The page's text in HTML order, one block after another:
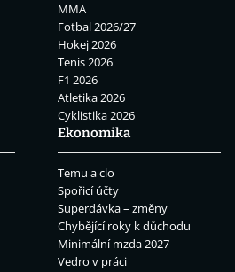
MMA
Fotbal 2026/27
Hokej 2026
Tenis 2026
F1 2026
Atletika 2026
Cyklistika 2026
Ekonomika
Temu a clo
Spořicí účty
Superdávka – změny
Chybějící roky k důchodu
Minimální mzda 2027
Vedro v práci